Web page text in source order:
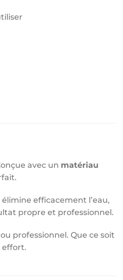
avec un matériau
efficacement l’eau,
propre et professionnel.
professionnel. Que ce soit
effort.